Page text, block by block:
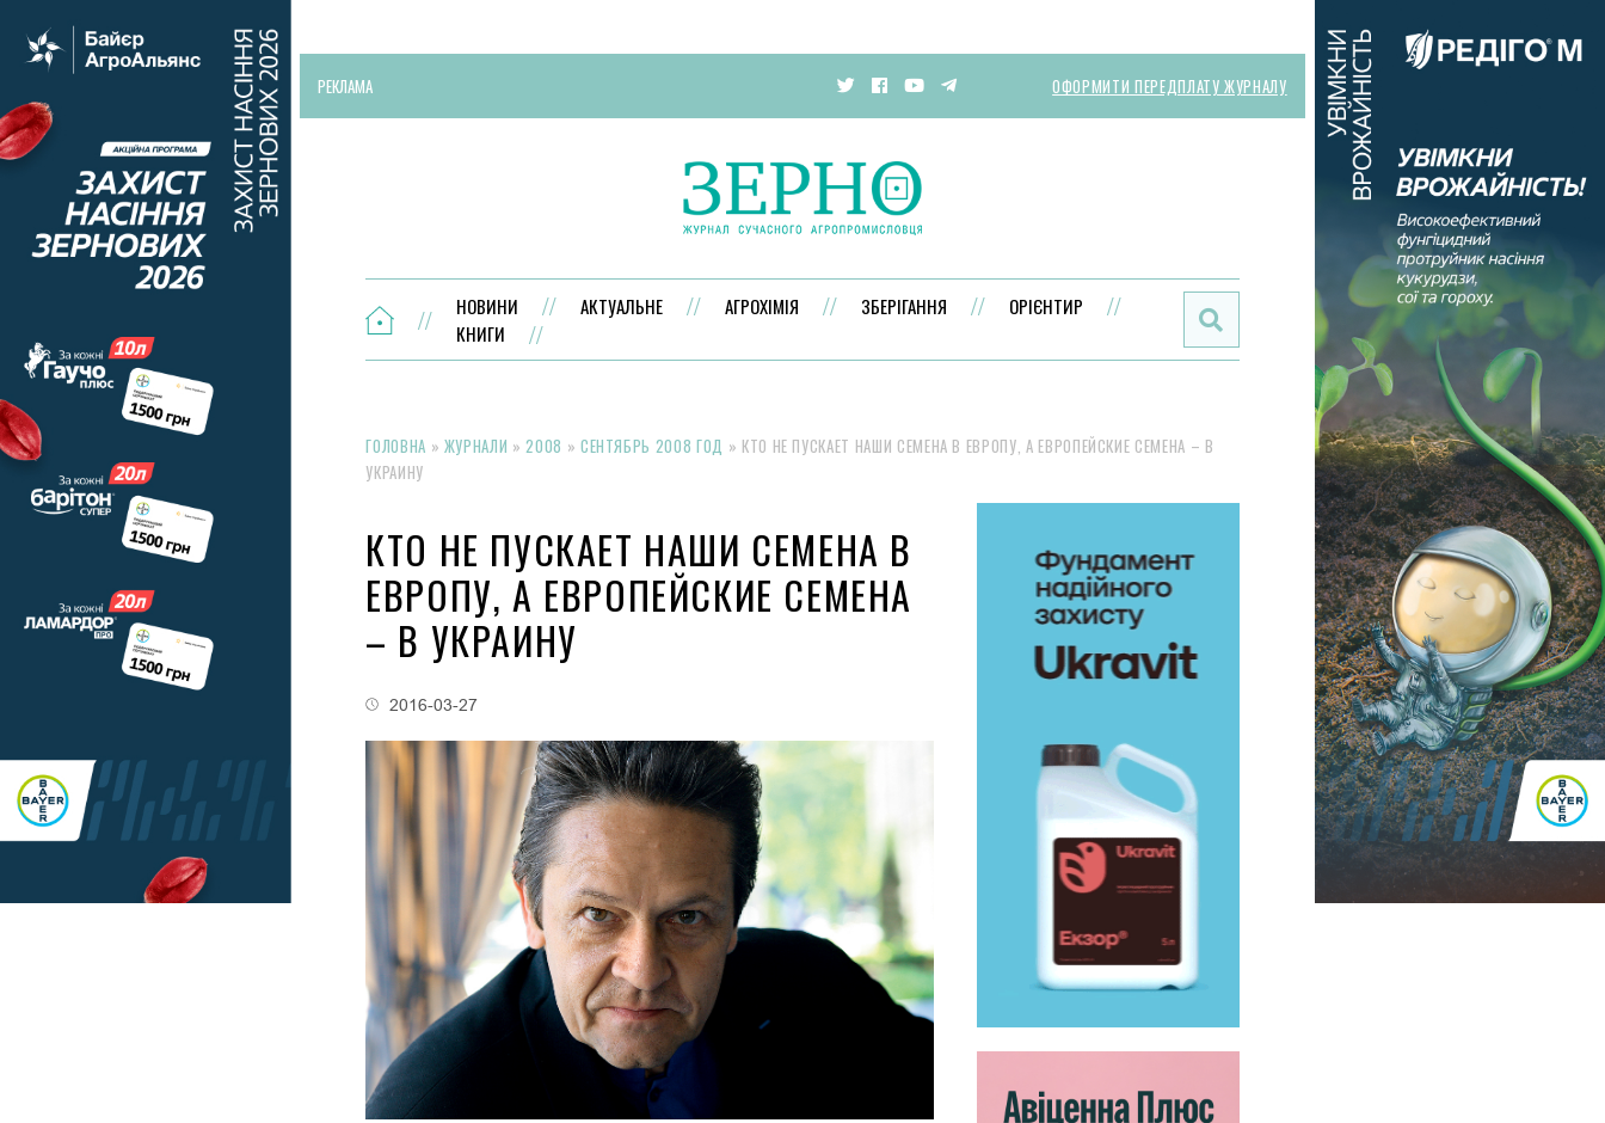
РЕКЛАМА ОФОРМИТИ ПЕРЕДПЛАТУ ЖУРНАЛУ
НОВИНИ АКТУАЛЬНЕ АГРОХІМІЯ ЗБЕРІГАННЯ
ОРІЄНТИР
КНИГИ
ГОЛОВНА » ЖУРНАЛИ »2008 » СЕНТЯБРЬ 2008 ГОД » КТО НЕ ПУСКАЕТ НАШИ СЕМЕНА В ЕВРОПУ, А ЕВРОПЕЙСКИЕ СЕМЕНА – В
УКРАИНУ
КТО НЕ ПУСКАЕТ НАШИ СЕМЕНА В
ЕВРОПУ, А ЕВРОПЕЙСКИЕ СЕМЕНА
– В УКРАИНУ
2016-03-27